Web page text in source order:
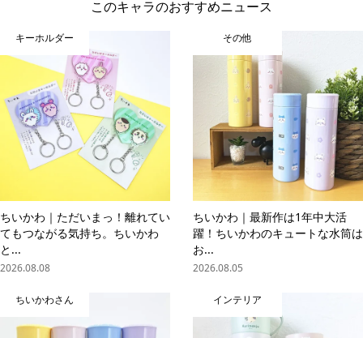
このキャラのおすすめニュース
キーホルダー
ちいかわ｜ただいまっ！離れてい
てもつながる気持ち。ちいかわ
と...
2026.08.08
その他
ちいかわ｜最新作は1年中大活
躍！ちいかわのキュートな水筒は
お...
2026.08.05
ちいかわさん インテリア